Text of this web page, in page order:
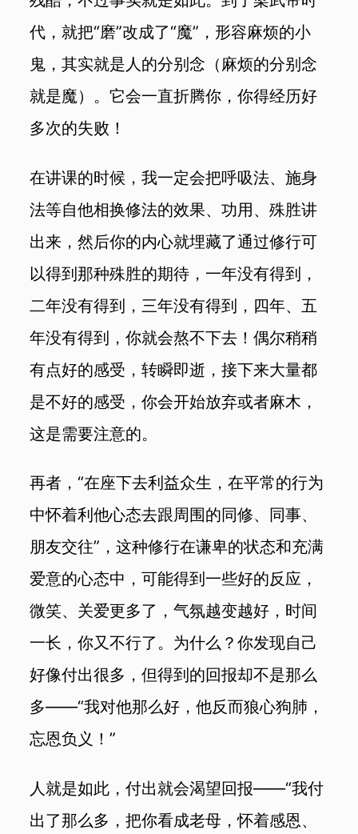
代，就把“磨”改成了“魔”，形容麻烦的小
鬼，其实就是人的分别念（麻烦的分别念
就是魔）。它会一直折腾你，你得经历好
多次的失败！
在讲课的时候，我一定会把呼吸法、施身
法等自他相换修法的效果、功用、殊胜讲
出来，然后你的内心就埋藏了通过修行可
以得到那种殊胜的期待，一年没有得到，
二年没有得到，三年没有得到，四年、五
年没有得到，你就会熬不下去！偶尔稍稍
有点好的感受，转瞬即逝，接下来大量都
是不好的感受，你会开始放弃或者麻木，
这是需要注意的。
再者，“在座下去利益众生，在平常的行为
中怀着利他心态去跟周围的同修、同事、
朋友交往”，这种修行在谦卑的状态和充满
爱意的心态中，可能得到一些好的反应，
微笑、关爱更多了，气氛越变越好，时间
一长，你又不行了。为什么？你发现自己
好像付出很多，但得到的回报却不是那么
多——“我对他那么好，他反而狼心狗肺，
忘恩负义！”
人就是如此，付出就会渴望回报——“我付
出了那么多，把你看成老母，怀着感恩、